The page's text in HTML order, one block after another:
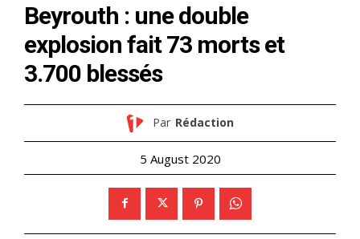
Beyrouth : une double
explosion fait 73 morts et
3.700 blessés
Par Rédaction
5 August 2020